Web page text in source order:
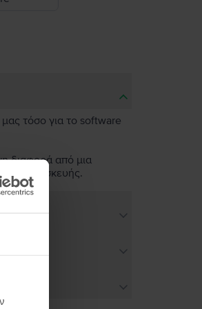
τόσο για το software
διαφορά από μια
της συσκευής.